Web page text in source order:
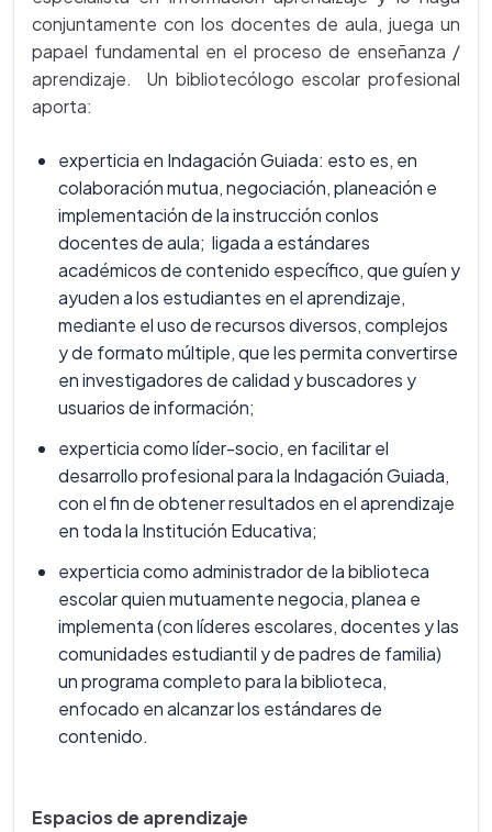
conjuntamente con los docentes de aula, juega un
papael fundamental en el proceso de enseñanza /
aprendizaje. Un bibliotecólogo escolar profesional
aporta:
experticia en Indagación Guiada: esto es, en
colaboración mutua, negociación, planeación e
implementación de la instrucción conlos
docentes de aula; ligada a estándares
académicos de contenido específico, que guíen y
ayuden a los estudiantes en el aprendizaje,
mediante el uso de recursos diversos, complejos
y de formato múltiple, que les permita convertirse
en investigadores de calidad y buscadores y
usuarios de información;
experticia como líder-socio, en facilitar el
desarrollo profesional para la Indagación Guiada,
con el fin de obtener resultados en el aprendizaje
en toda la Institución Educativa;
experticia como administrador de la biblioteca
escolar quien mutuamente negocia, planea e
implementa (con líderes escolares, docentes y las
comunidades estudiantil y de padres de familia)
un programa completo para la biblioteca,
enfocado en alcanzar los estándares de
contenido.
Espacios de aprendizaje